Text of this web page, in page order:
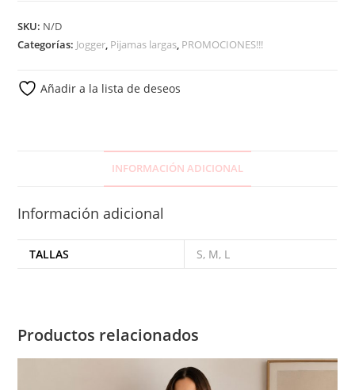
SKU: N/D
Categorías: Jogger, Pijamas largas, PROMOCIONES!!!
Añadir a la lista de deseos
INFORMACIÓN ADICIONAL
Información adicional
TALLAS S, M, L
Productos relacionados